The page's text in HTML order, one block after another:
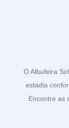
O Albufeira
estadia
Encontre as